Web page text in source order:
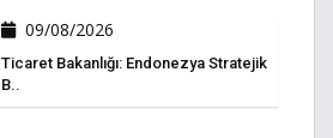
09/08/2026
Ticaret Bakanlığı: Endonezya Stratejik
B..